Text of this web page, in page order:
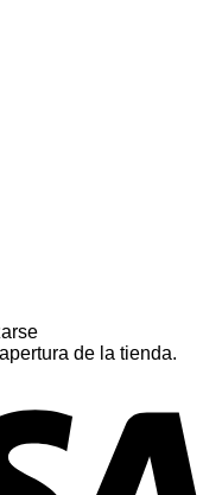
de la tienda.